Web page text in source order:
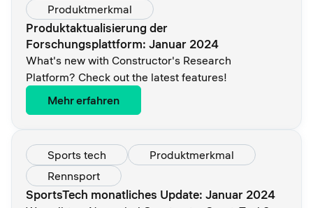
Produktmerkmal
Produktaktualisierung der
Forschungsplattform: Januar 2024
What's new with Constructor's Research
Platform? Check out the latest features!
Mehr erfahren
Sports tech
Produktmerkmal
Rennsport
SportsTech monatliches Update: Januar 2024